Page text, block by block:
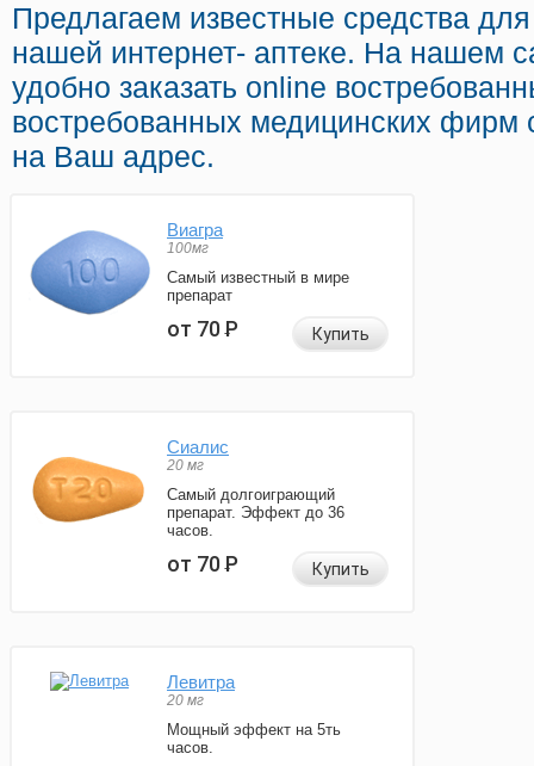
Предлагаем известные средства
нашей интернет- аптеке. На нашем
удобно заказать online
востребованных медицинских фирм
на Ваш адрес.
Виагра
100мг
Самый известный в мире
препарат
от 70Р Купить
Сиалис
20 мг
Самый долгоиграющий
препарат. Эффект до 36
часов.
от 70Р Купить
Левитра
20 мг
Мощный эффект на 5ть
часов.